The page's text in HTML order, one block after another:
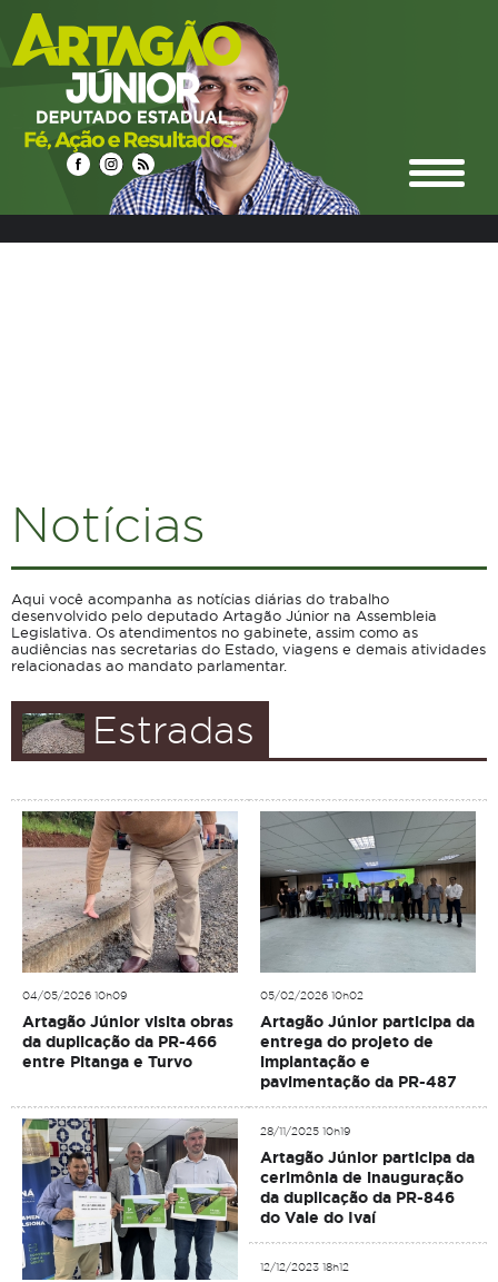
Notícias
Aqui você acompanha as notícias diárias do trabalho
desenvolvido pelo deputado Artagão Júnior na Assembleia
Legislativa. Os atendimentos no gabinete, assim como as
audiências nas secretarias do Estado, viagens e demais atividades
relacionadas ao mandato parlamentar.
Estradas
04/05/2026 10h09
Artagão Júnior visita obras
da duplicação da PR-466
entre Pitanga e Turvo
05/02/2026 10h02
Artagão Júnior participa da
entrega do projeto de
implantação e
pavimentação da PR-487
28/11/2025 10h19
Artagão Júnior participa da
cerimônia de inauguração
da duplicação da PR-846
do Vale do Ivaí
12/12/2023 18h12